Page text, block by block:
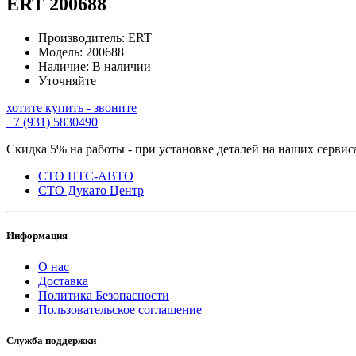
Производитель: ERT
Модель: 200688
Наличие: В наличии
Уточняйте
хотите купить - звоните
+7 (931) 5830490
Скидка 5% на работы - при установке деталей на наших
СТО НТС-АВТО
СТО Дукато Центр
Информация
О нас
Доставка
Политика Безопасности
Пользовательское соглашение
Служба поддержки